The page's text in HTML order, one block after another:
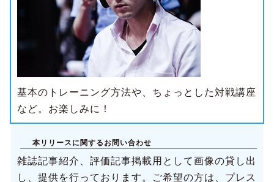
基本のトレーニング方法や、ちょっとした対戦講座
など。お楽しみに！
本リリースに関するお問い合わせ
雑誌記事紹介、評価記事掲載用として画像の貸し出
し、提供を行っております。ご希望の方は、プレス